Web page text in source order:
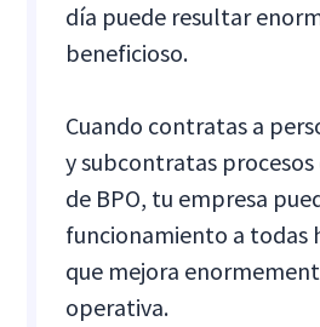
día puede resultar
beneficioso.
Cuando contratas a
y subcontratas procesos
de BPO, tu empresa
funcionamiento a todas
que mejora
operativa.